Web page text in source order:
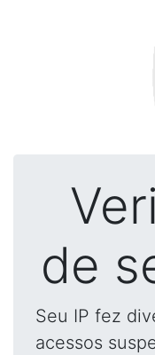
de
Seu IP fez
acessos